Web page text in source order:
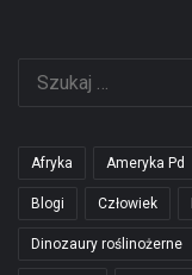
Afryka Ameryka Pd
Blogi Człowiek
Dinozaury roślinożerne